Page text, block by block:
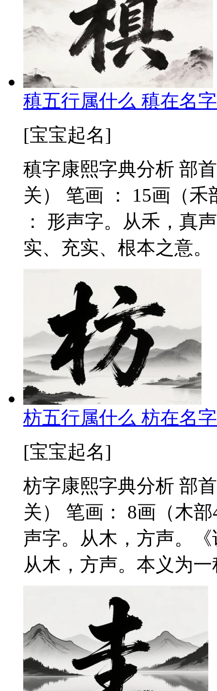
稹五行属什么 稹在名
[宝宝起名]
稹字康熙字典分析 部
关） 笔画 ： 15画（
： 形声字。从禾，真
实、充实、根本之意
枋五行属什么 枋在名
[宝宝起名]
枋字康熙字典分析 部
关） 笔画： 8画（木
声字。从木，方声。
从木，方声。本义为